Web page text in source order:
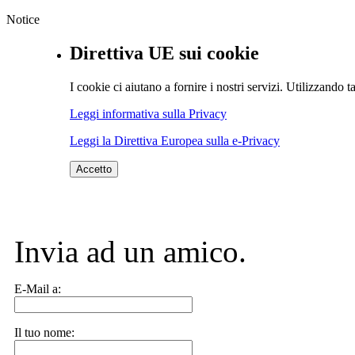
Notice
Direttiva UE sui cookie
I cookie ci aiutano a fornire i nostri servizi. Utilizzando
Leggi informativa sulla Privacy
Leggi la Direttiva Europea sulla e-Privacy
Accetto
Invia ad un amico.
E-Mail a:
Il tuo nome: